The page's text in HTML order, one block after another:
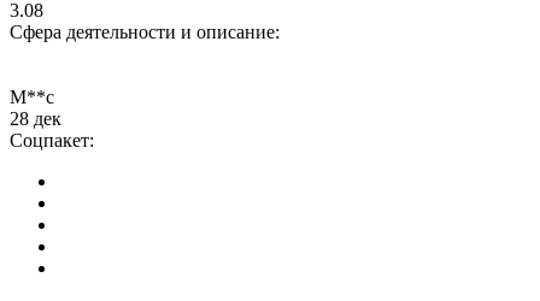
3.08
Сфера деятельности и описание:
М**с
28 дек
Соцпакет: